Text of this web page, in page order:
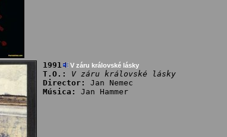
1991 V záru královské lásky
T.O.:
V záru královské lásky
Director:
Jan Nemec
Música:
Jan Hammer